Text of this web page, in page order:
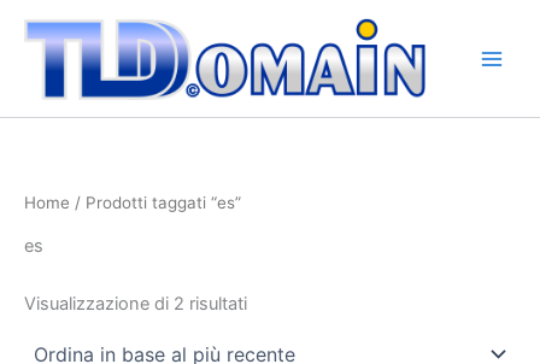
contenuto
Home / Prodotti taggati “es”
es
Visualizzazione di 2 risultati
base
al
più
recente